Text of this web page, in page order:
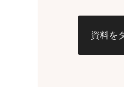
資料を